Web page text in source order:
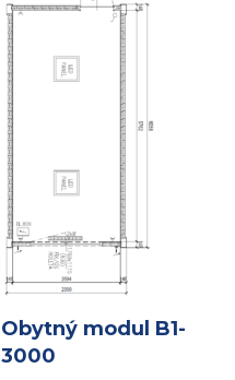
Obytný modul B1-
3000